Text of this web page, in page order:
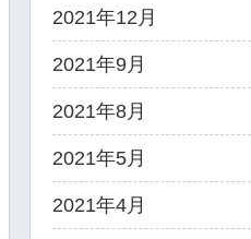
2021年12月
2021年9月
2021年8月
2021年5月
2021年4月